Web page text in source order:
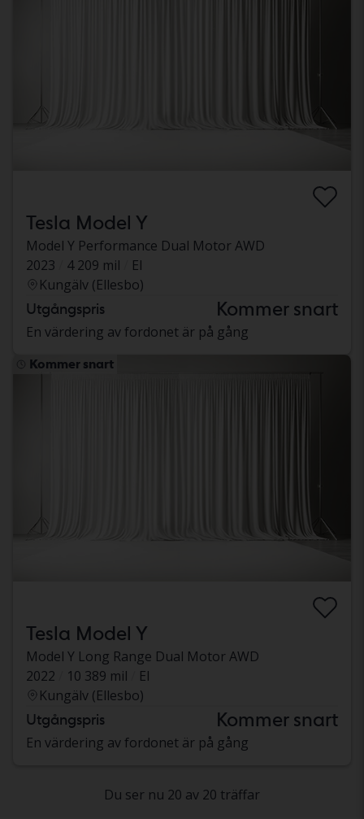
Tesla Model Y
Model Y Performance Dual Motor AWD
2023
4 209 mil
El
Kungälv (Ellesbo)
Utgångspris Kommer snart
En värdering av fordonet är på gång
Kommer snart
Tesla Model Y
Model Y Long Range Dual Motor AWD
2022
10 389 mil
El
Kungälv (Ellesbo)
Utgångspris Kommer snart
En värdering av fordonet är på gång
Du ser nu 20 av 20 träffar